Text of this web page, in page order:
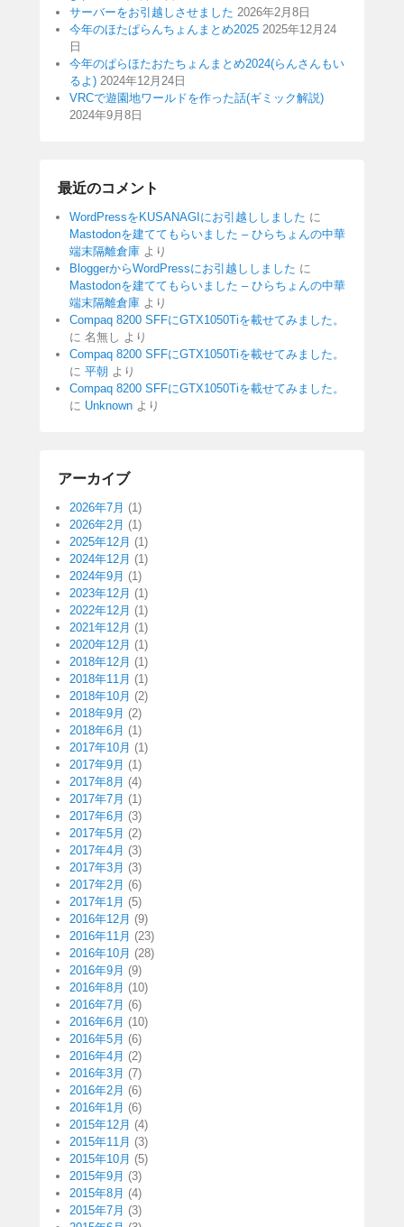
サーバーをお引越しさせました 2026年2月8日
今年のほたぱらんちょんまとめ2025 2025年12月24
日
今年のぱらほたおたちょんまとめ2024(らんさんもい
るよ) 2024年12月24日
VRCで遊園地ワールドを作った話(ギミック解説)
2024年9月8日
最近のコメント
WordPressをKUSANAGIにお引越ししました に
Mastodonを建ててもらいました – ひらちょんの中華
端末隔離倉庫 より
BloggerからWordPressにお引越ししました に
Mastodonを建ててもらいました – ひらちょんの中華
端末隔離倉庫 より
Compaq 8200 SFFにGTX1050Tiを載せてみました。
に 名無し より
Compaq 8200 SFFにGTX1050Tiを載せてみました。
に 平朝 より
Compaq 8200 SFFにGTX1050Tiを載せてみました。
に Unknown より
アーカイブ
2026年7月 (1)
2026年2月 (1)
2025年12月 (1)
2024年12月 (1)
2024年9月 (1)
2023年12月 (1)
2022年12月 (1)
2021年12月 (1)
2020年12月 (1)
2018年12月 (1)
2018年11月 (1)
2018年10月 (2)
2018年9月 (2)
2018年6月 (1)
2017年10月 (1)
2017年9月 (1)
2017年8月 (4)
2017年7月 (1)
2017年6月 (3)
2017年5月 (2)
2017年4月 (3)
2017年3月 (3)
2017年2月 (6)
2017年1月 (5)
2016年12月 (9)
2016年11月 (23)
2016年10月 (28)
2016年9月 (9)
2016年8月 (10)
2016年7月 (6)
2016年6月 (10)
2016年5月 (6)
2016年4月 (2)
2016年3月 (7)
2016年2月 (6)
2016年1月 (6)
2015年12月 (4)
2015年11月 (3)
2015年10月 (5)
2015年9月 (3)
2015年8月 (4)
2015年7月 (3)